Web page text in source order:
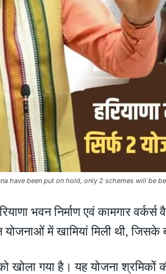
have been put on hold, only 2 schemes will be
भवन निर्माण एवं कामगार
में खामियां मिली थी,
को खोला गया है। यह योजना